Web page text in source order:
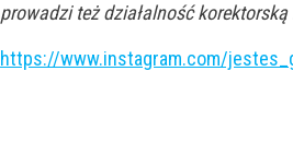
prowadzi też działalność
https://www.instagram.com/